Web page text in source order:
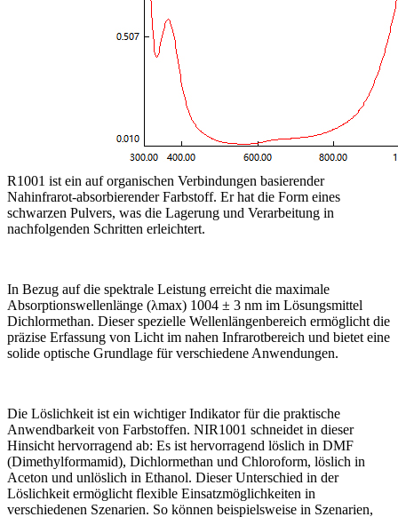
R1001 ist ein auf organischen Verbindungen basierender
Nahinfrarot-absorbierender Farbstoff. Er hat die Form eines
schwarzen Pulvers, was die Lagerung und Verarbeitung in
nachfolgenden Schritten erleichtert.
In Bezug auf die spektrale Leistung erreicht die maximale
Absorptionswellenlänge (λmax) 1004 ± 3 nm im Lösungsmittel
Dichlormethan. Dieser spezielle Wellenlängenbereich ermöglicht die
präzise Erfassung von Licht im nahen Infrarotbereich und bietet eine
solide optische Grundlage für verschiedene Anwendungen.
Die Löslichkeit ist ein wichtiger Indikator für die praktische
Anwendbarkeit von Farbstoffen. NIR1001 schneidet in dieser
Hinsicht hervorragend ab: Es ist hervorragend löslich in DMF
(Dimethylformamid), Dichlormethan und Chloroform, löslich in
Aceton und unlöslich in Ethanol. Dieser Unterschied in der
Löslichkeit ermöglicht flexible Einsatzmöglichkeiten in
verschiedenen Szenarien. So können beispielsweise in Szenarien,